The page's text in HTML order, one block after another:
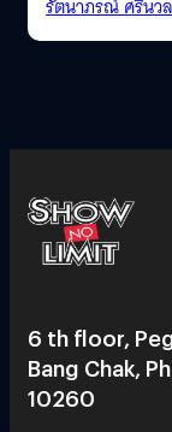
รัตนาภรณ์ ศรีนว
6 th floor,
Bang Chak,
10260